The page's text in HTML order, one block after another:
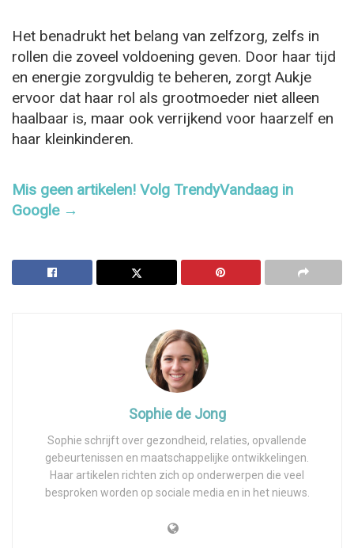
Het benadrukt het belang van zelfzorg, zelfs in
rollen die zoveel voldoening geven. Door haar tijd
en energie zorgvuldig te beheren, zorgt Aukje
ervoor dat haar rol als grootmoeder niet alleen
haalbaar is, maar ook verrijkend voor haarzelf en
haar kleinkinderen.
Mis geen artikelen! Volg TrendyVandaag in
Google →
Sophie de Jong
Sophie schrijft over gezondheid, relaties, opvallende
gebeurtenissen en maatschappelijke ontwikkelingen.
Haar artikelen richten zich op onderwerpen die veel
besproken worden op sociale media en in het nieuws.